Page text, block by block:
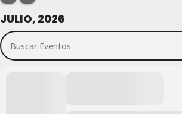
JULIO, 2026
Buscar Eventos